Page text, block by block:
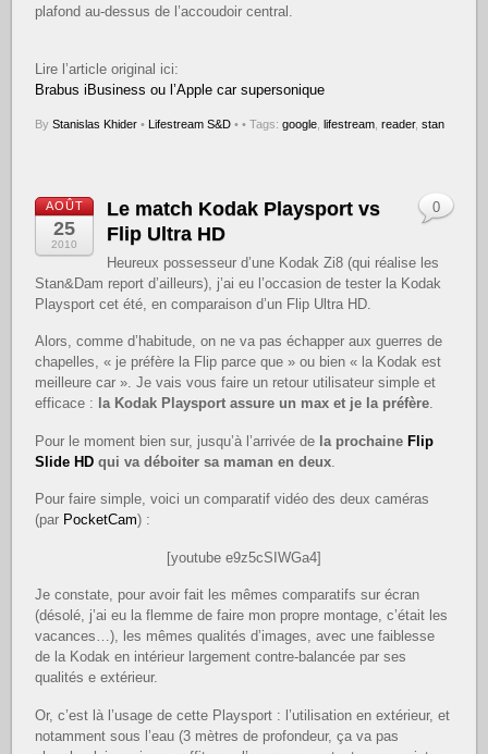
plafond au-dessus de l’accoudoir central.
Lire l’article original ici:
Brabus iBusiness ou l’Apple car supersonique
ByStanislas Khider • Lifestream S&D • • Tags:google ,lifestream ,reader,stan
AOÛT
25
2010
Le match Kodak Playsport vs
Flip Ultra HD
Heureux possesseur d’une Kodak Zi8 (qui réalise les
Stan&Dam report d’ailleurs), j’ai eu l’occasion de tester la Kodak
Playsport cet été, en comparaison d’un Flip Ultra HD.
Alors, comme d’habitude, on ne va pas échapper aux guerres de
chapelles, « je préfère la Flip parce que » ou bien « la Kodak est
meilleure car ». Je vais vous faire un retour utilisateur simple et
efficace : la Kodak Playsport assure un max et je la préfère.
Pour le moment bien sur, jusqu’à l’arrivée de la prochaineFlip
Slide HD qui va déboiter sa maman en deux
Pour faire simple, voici un comparatif vidéo des deux caméras
(par PocketCam) :
[youtube e9z5cSIWGa4]
Je constate, pour avoir fait les mêmes comparatifs sur écran
(désolé, j’ai eu la flemme de faire mon propre montage, c’était les
vacances…), les mêmes qualités d’images, avec une faiblesse
de la Kodak en intérieur largement contre-balancée par ses
qualités e extérieur.
Or, c’est là l’usage de cette Playsport : l’utilisation en extérieur, et
notamment sous l’eau (3 mètres de profondeur, ça va pas
0